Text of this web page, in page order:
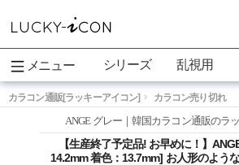
メニュー シリーズ 乱視用
カラコン通販[ラッキーアイコン] カラコン売り切れ
ANGE グレー｜韓国カラコン通販のラ
【生産終了予定品! お早めに！】
14.2mm 着色：13.7mm] お人形のよう